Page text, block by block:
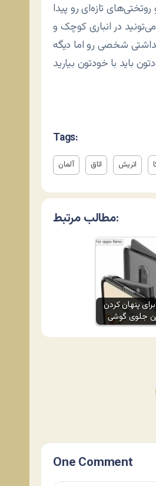
تازه‌ای رو پیدا
در انباری کوچک و
بهداشتی شخصی رو اما دیگه
Tags:
آلمان اتاق اتریش
مطالب مرتبط:
پنهان کردن
جلوی گوشی
One Comment